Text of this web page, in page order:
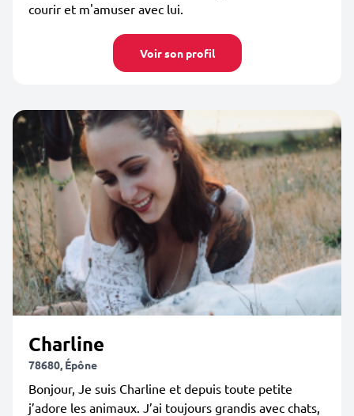
courir et m'amuser avec lui.
Voir son profil
Charline
78680, Épône
Bonjour, Je suis Charline et depuis toute petite
j’adore les animaux. J’ai toujours grandis avec chats,